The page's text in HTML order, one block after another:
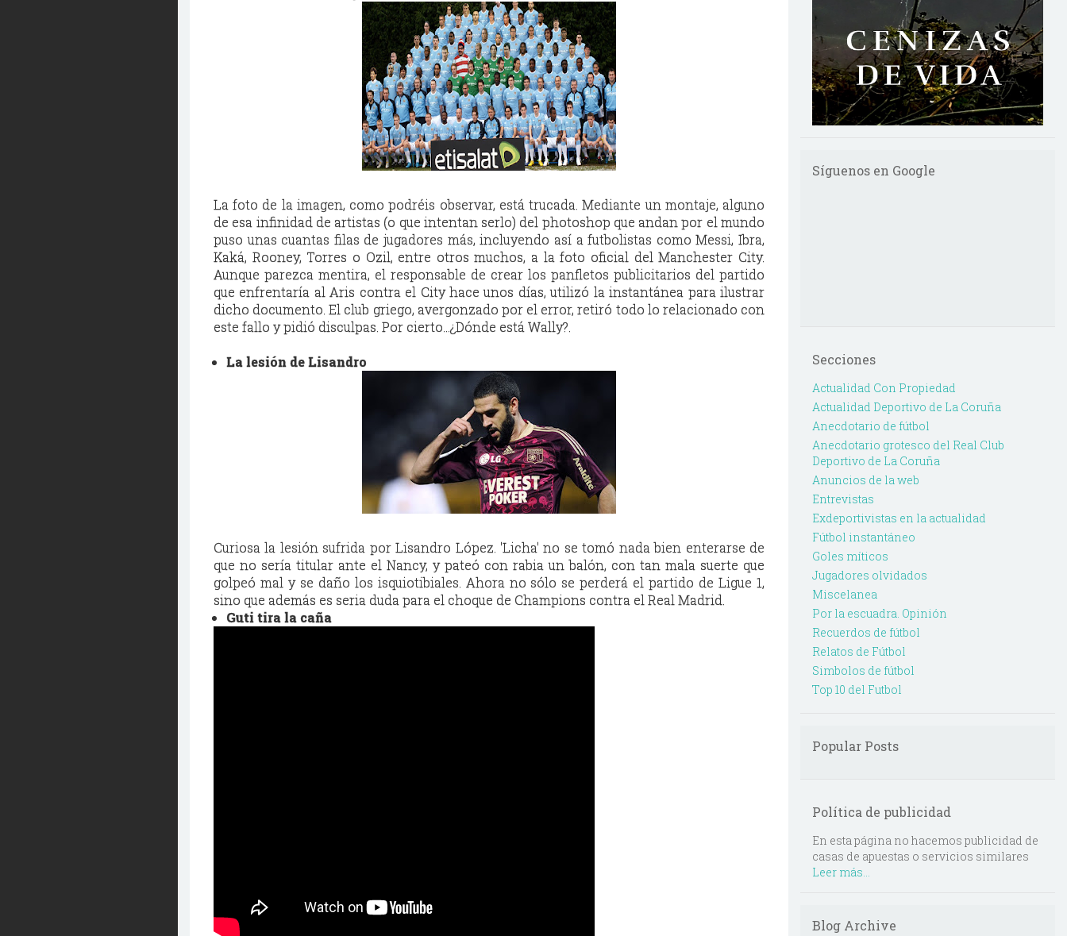
La foto de la imagen, como podréis observar, está trucada. Mediante un montaje, alguno
de esa infinidad de artistas (o que intentan serlo) del photoshop que andan por el mundo
puso unas cuantas filas de jugadores más, incluyendo así a futbolistas como Messi, Ibra,
Kaká, Rooney, Torres o Ozil, entre otros muchos, a la foto oficial del Manchester City.
Aunque parezca mentira, el responsable de crear los panfletos publicitarios del partido
que enfrentaría al Aris contra el City hace unos días, utilizó la instantánea para ilustrar
dicho documento. El club griego, avergonzado por el error, retiró todo lo relacionado con
este fallo y pidió disculpas. Por cierto...¿Dónde está Wally?.
La lesión de Lisandro
Curiosa la lesión sufrida por Lisandro López. 'Licha' no se tomó nada bien enterarse de
que no sería titular ante el Nancy, y pateó con rabia un balón, con tan mala suerte que
golpeó mal y se daño los isquiotibiales. Ahora no sólo se perderá el partido de Ligue 1,
sino que además es seria duda para el choque de Champions contra el Real Madrid.
Guti tira la caña
Síguenos en Google
Secciones
Actualidad Con Propiedad
Actualidad Deportivo de La Coruña
Anecdotario de fútbol
Anecdotario grotesco del Real Club
Deportivo de La Coruña
Anuncios de la web
Entrevistas
Exdeportivistas en la actualidad
Fútbol instantáneo
Goles míticos
Jugadores olvidados
Miscelanea
Por la escuadra. Opinión
Recuerdos de fútbol
Relatos de Fútbol
Simbolos de fútbol
Top 10 del Futbol
Popular Posts
Política de publicidad
En esta página no hacemos publicidad de
casas de apuestas o servicios similares
Leer más...
Blog Archive